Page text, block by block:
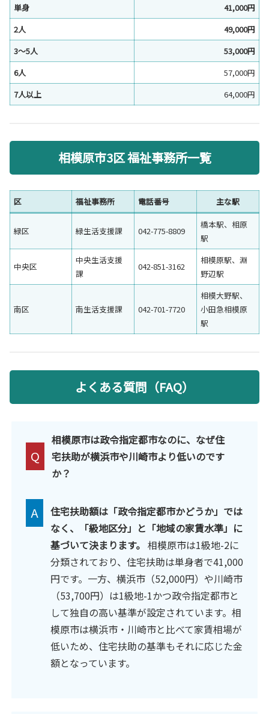
単身
41,000円
2人
49,000円
3〜5人
53,000円
6人
57,000円
7人以上
64,000円
相模原市3区 福祉事務所一覧
区 福祉事務所 電話番号 主な駅
緑区 緑生活支援課 042-775-8809
橋本駅、相原
駅
中央区
中央生活支援
課
042-851-3162
相模原駅、淵
野辺駅
南区 南生活支援課 042-701-7720
相模大野駅、
小田急相模原
駅
よくある質問（FAQ）
Q
相模原市は政令指定都市なのに、なぜ住
宅扶助が横浜市や川崎市より低いのです
か？
A
住宅扶助額は「政令指定都市かどうか」では
なく、「級地区分」と「地域の家賃水準」に
基づいて決まります。 相模原市は1級地-2に
分類されており、住宅扶助は単身者で41,000
円です。一方、横浜市（52,000円）や川崎市
（53,700円）は1級地-1かつ政令指定都市と
して独自の高い基準が設定されています。相
模原市は横浜市・川崎市と比べて家賃相場が
低いため、住宅扶助の基準もそれに応じた金
額となっています。